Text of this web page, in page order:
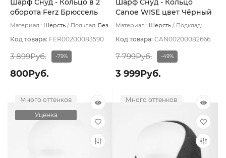
Шарф Снуд - Кольцо в 2
оборота Ferz Брюссель
цвет Розовый светлый
Материал : Шерсть Подклад: Без
Код товара: FER00200083590
3 899Руб. -79%
800Руб.
Шарф Снуд - Кольцо
Canoe WISE цвет Чёрный
Материал : Шерсть
Подклад:
Код товара: CAN00200082666
7 799Руб. -49%
3 999Руб.
Много оттенков
Уценка
Много оттенков